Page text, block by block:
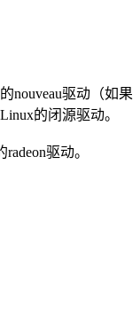
nouveau驱动（如果
的闭源驱动。
驱动。